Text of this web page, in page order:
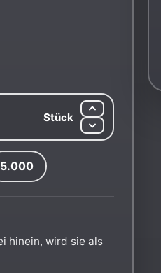
Stück
5.000
hinein, wird sie als